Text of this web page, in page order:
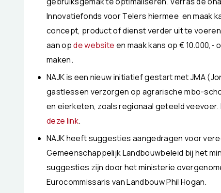
Innovatiefonds voor Telers hiermee en maak
concept, product of dienst verder uit te
aan opde website en maak kans op € 10.000,-
maken.
NAJK is een nieuw initiatief gestart met JMA
gastlessen verzorgen op agrarische mbo-
en eierketen, zoals regionaal geteeld
deze link.
NAJK heeft suggesties aangedragen voor
Gemeenschappelijk Landbouwbeleid bij het
suggesties zijn door het ministerie
Eurocommissaris van Landbouw Phil Hogan.